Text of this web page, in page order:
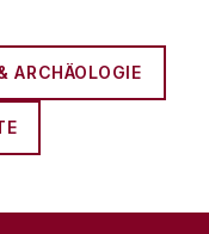
ARCHÄOLOGIE